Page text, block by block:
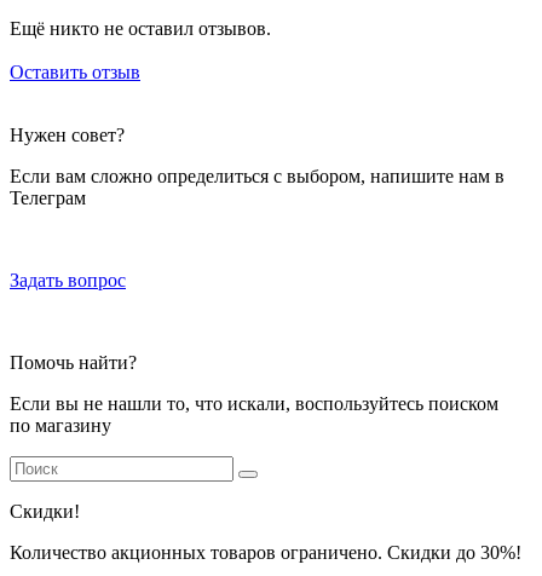
Ещё никто не оставил отзывов.
Оставить отзыв
Нужен совет?
Если вам сложно определиться с выбором, напишите нам в
Телеграм
Задать вопрос
Помочь найти?
Если вы не нашли то, что искали, воспользуйтесь поиском
по магазину
Скидки!
Количество акционных товаров ограничено. Скидки до 30%!